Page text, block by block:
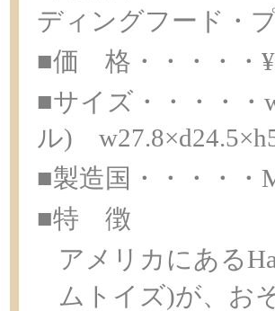
ディングフード・
■価 格・・・・・
■サイズ・・・・・
ル)
■製造国・・・・・
■特 徴
アメリカにある
ムトイズ)が、お